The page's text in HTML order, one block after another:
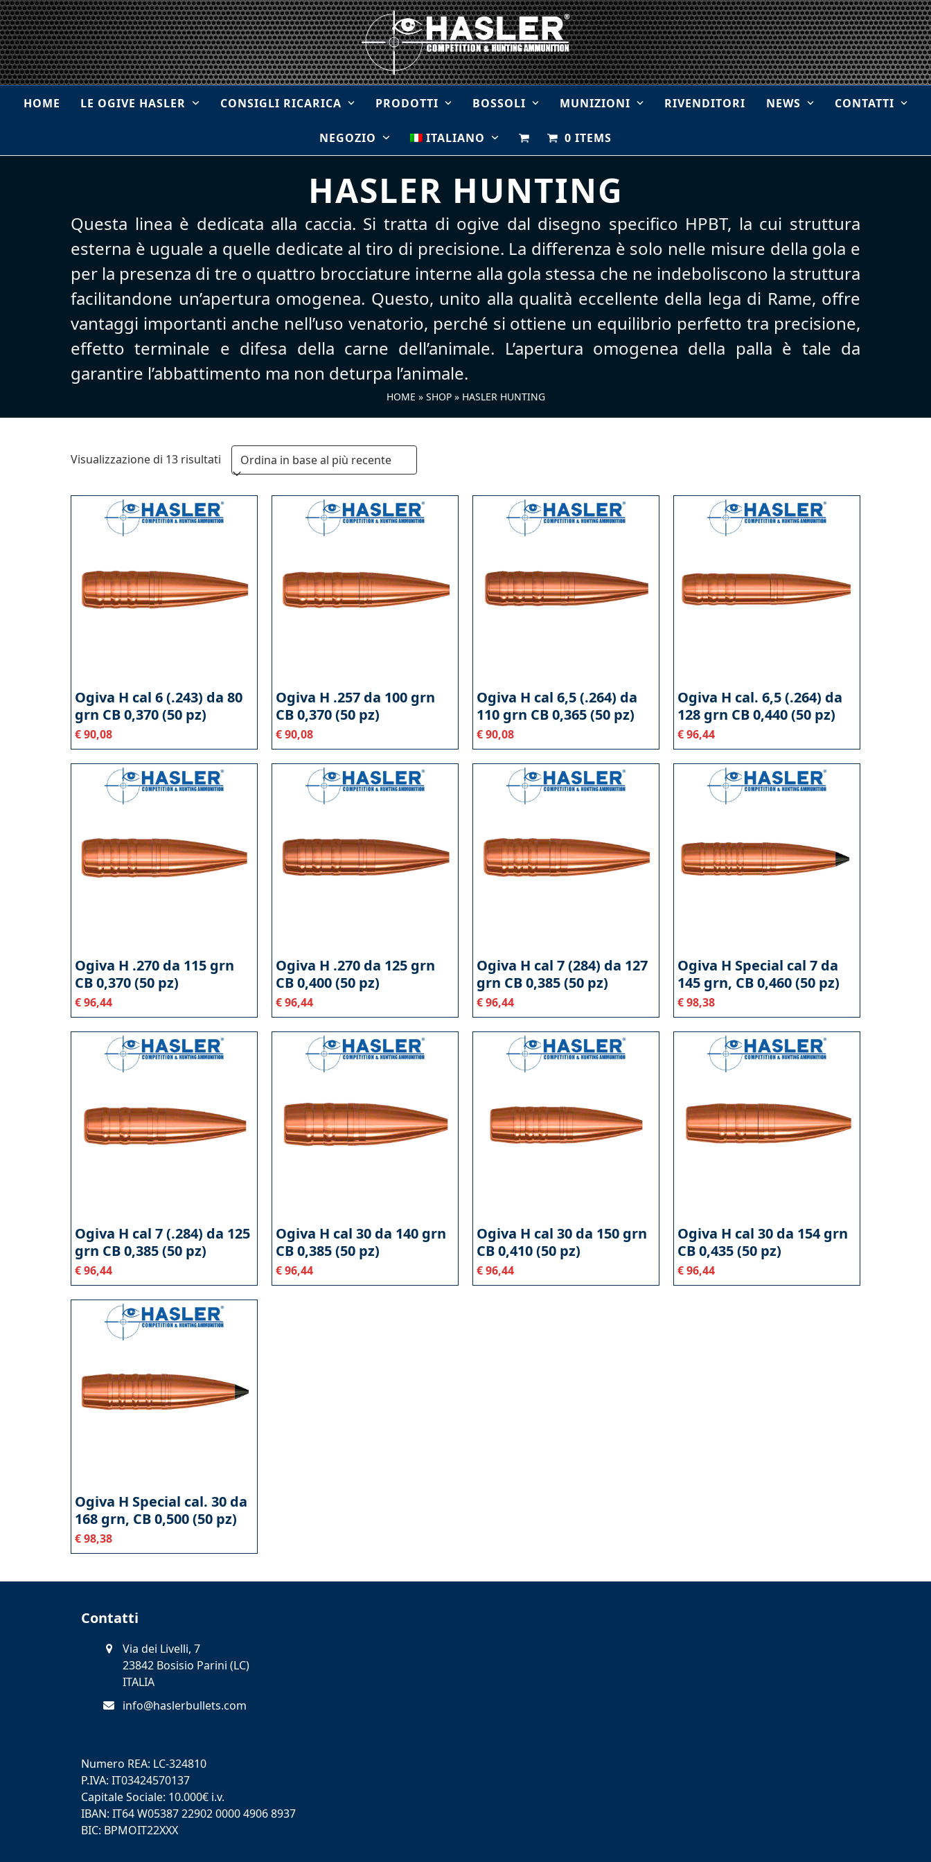
Skip
to
content
HOME LE OGIVE HASLER CONSIGLI RICARICA PRODOTTI BOSSOLI MUNIZIONI RIVENDITORI NEWS CONTATTI
NEGOZIO ITALIANO 0 ITEMS
HASLER HUNTING
Questa linea è dedicata alla caccia. Si tratta di ogive dal disegno specifico HPBT, la cui struttura
esterna è uguale a quelle dedicate al tiro di precisione. La differenza è solo nelle misure della gola e
per la presenza di tre o quattro brocciature interne alla gola stessa che ne indeboliscono la struttura
facilitandone un’apertura omogenea. Questo, unito alla qualità eccellente della lega di Rame, offre
vantaggi importanti anche nell’uso venatorio, perché si ottiene un equilibrio perfetto tra precisione,
effetto terminale e difesa della carne dell’animale. L’apertura omogenea della palla è tale da
garantire l’abbattimento ma non deturpa l’animale.
HOME » SHOP» HASLER HUNTING
Visualizzazione di 13 risultati Ordina
base
recente
Ogiva H cal 6 (.243) da 80
grn CB 0,370 (50 pz)
€90,08
Ogiva H .257 da 100 grn
CB 0,370 (50 pz)
€90,08
Ogiva H cal 6,5 (.264) da
110 grn CB 0,365 (50 pz)
€90,08
Ogiva H cal. 6,5 (.264) da
128 grn CB 0,440 (50 pz)
€96,44
Ogiva H .270 da 115 grn
CB 0,370 (50 pz)
€96,44
Ogiva H .270 da 125 grn
CB 0,400 (50 pz)
€96,44
Ogiva H cal 7 (284) da 127
grn CB 0,385 (50 pz)
€96,44
Ogiva H Special cal 7 da
145 grn, CB 0,460 (50 pz)
€98,38
Ogiva H cal 7 (.284) da 125
grn CB 0,385 (50 pz)
€96,44
Ogiva H cal 30 da 140 grn
CB 0,385 (50 pz)
€96,44
Ogiva H cal 30 da 150 grn
CB 0,410 (50 pz)
€96,44
Ogiva H cal 30 da 154 grn
CB 0,435 (50 pz)
€96,44
Ogiva H Special cal. 30 da
168 grn, CB 0,500 (50 pz)
€98,38
Contatti
Via dei Livelli, 7
23842 Bosisio Parini (LC)
ITALIA
info@haslerbullets.com
Numero REA: LC-324810
P.IVA: IT03424570137
Capitale Sociale: 10.000€ i.v.
IBAN: IT64 W05387 22902 0000 4906 8937
BIC: BPMOIT22XXX